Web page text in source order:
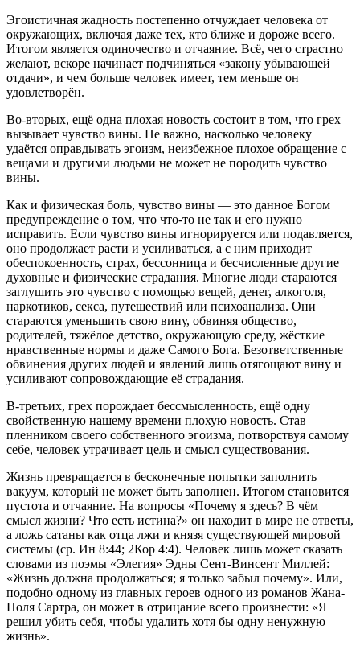
Эгоистичная жадность постепенно отчуждает человека от
окружающих, включая даже тех, кто ближе и дороже всего.
Итогом является одиночество и отчаяние. Всё, чего страстно
желают, вскоре начинает подчиняться «закону убывающей
отдачи», и чем больше человек имеет, тем меньше он
удовлетворён.
Во-вторых, ещё одна плохая новость состоит в том, что грех
вызывает чувство вины. Не важно, насколько человеку
удаётся оправдывать эгоизм, неизбежное плохое обращение с
вещами и другими людьми не может не породить чувство
вины.
Как и физическая боль, чувство вины — это данное Богом
предупреждение о том, что что-то не так и его нужно
исправить. Если чувство вины игнорируется или подавляется,
оно продолжает расти и усиливаться, а с ним приходит
обеспокоенность, страх, бессонница и бесчисленные другие
духовные и физические страдания. Многие люди стараются
заглушить это чувство с помощью вещей, денег, алкоголя,
наркотиков, секса, путешествий или психоанализа. Они
стараются уменьшить свою вину, обвиняя общество,
родителей, тяжёлое детство, окружающую среду, жёсткие
нравственные нормы и даже Самого Бога. Безответственные
обвинения других людей и явлений лишь отягощают вину и
усиливают сопровождающие её страдания.
В-третьих, грех порождает бессмысленность, ещё одну
свойственную нашему времени плохую новость. Став
пленником своего собственного эгоизма, потворствуя самому
себе, человек утрачивает цель и смысл существования.
Жизнь превращается в бесконечные попытки заполнить
вакуум, который не может быть заполнен. Итогом становится
пустота и отчаяние. На вопросы «Почему я здесь? В чём
смысл жизни? Что есть истина?» он находит в мире не ответы,
а ложь сатаны как отца лжи и князя существующей мировой
системы (ср. Ин 8:44; 2Кор 4:4). Человек лишь может сказать
словами из поэмы «Элегия» Эдны Сент-Винсент Миллей:
«Жизнь должна продолжаться; я только забыл почему». Или,
подобно одному из главных героев одного из романов Жана-
Поля Сартра, он может в отрицание всего произнести: «Я
решил убить себя, чтобы удалить хотя бы одну ненужную
жизнь».